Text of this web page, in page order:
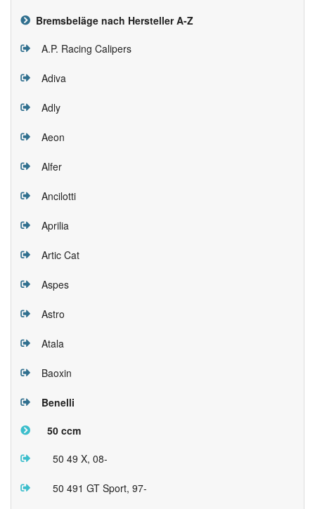
Bremsbeläge nach Hersteller A-Z
A.P. Racing Calipers
Adiva
Adly
Aeon
Alfer
Ancilotti
Aprilia
Artic Cat
Aspes
Astro
Atala
Baoxin
Benelli
50 ccm
50 49 X, 08-
50 491 GT Sport, 97-